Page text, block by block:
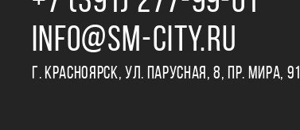
INFO@SM-CITY.RU
Г. КРАСНОЯРСК, УЛ. ПАРУСНАЯ, 8, ПР. МИРА, 91